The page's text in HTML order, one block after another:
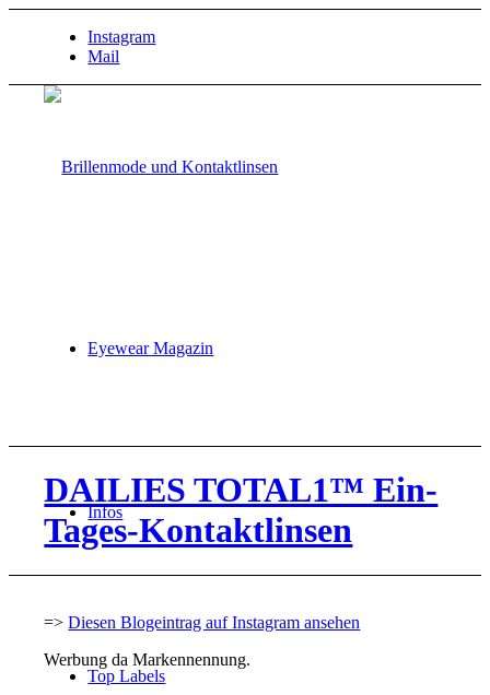
Instagram
Mail
Eyewear Magazin
Infos
Top Labels
DAILIES TOTAL1™ Ein-
Tages-Kontaktlinsen
=>Diesen Blogeintrag auf Instagram ansehen
Werbung da Markennennung.